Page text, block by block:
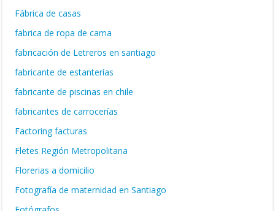
Fábrica de casas
fabrica de ropa de cama
fabricación de Letreros en santiago
fabricante de estanterías
fabricante de piscinas en chile
fabricantes de carrocerías
Factoring facturas
Fletes Región Metropolitana
Florerias a domicilio
Fotografía de maternidad en Santiago